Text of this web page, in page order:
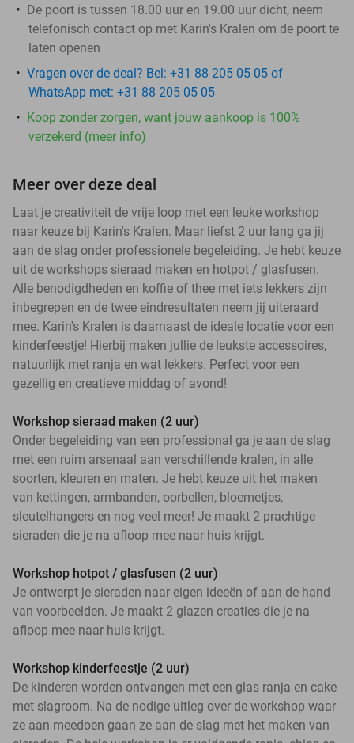
De poort is tussen 18.00 uur en 19.00 uur dicht, neem
telefonisch contact op met Karin's Kralen om de poort te
laten openen
Vragen over de deal? Bel: +31 88 205 05 05 of
WhatsApp met: +31 88 205 05 05
Koop zonder zorgen, want jouw aankoop is 100%
verzekerd (meer info)
Meer over deze deal
Laat je creativiteit de vrije loop met een leuke workshop
naar keuze bij Karin's Kralen. Maar liefst 2 uur lang ga jij
aan de slag onder professionele begeleiding. Je hebt keuze
uit de workshops sieraad maken en hotpot / glasfusen.
Alle benodigdheden en koffie of thee met iets lekkers zijn
inbegrepen en de twee eindresultaten neem jij uiteraard
mee. Karin's Kralen is daarnaast de ideale locatie voor een
kinderfeestje! Hierbij maken jullie de leukste accessoires,
natuurlijk met ranja en wat lekkers. Perfect voor een
gezellig en creatieve middag of avond!
Workshop sieraad maken (2 uur)
Onder begeleiding van een professional ga je aan de slag
met een ruim arsenaal aan verschillende kralen, in alle
soorten, kleuren en maten. Je hebt keuze uit het maken
van kettingen, armbanden, oorbellen, bloemetjes,
sleutelhangers en nog veel meer! Je maakt 2 prachtige
sieraden die je na afloop mee naar huis krijgt.
Workshop hotpot / glasfusen (2 uur)
Je ontwerpt je sieraden naar eigen ideeën of aan de hand
van voorbeelden. Je maakt 2 glazen creaties die je na
afloop mee naar huis krijgt.
Workshop kinderfeestje (2 uur)
De kinderen worden ontvangen met een glas ranja en cake
met slagroom. Na de nodige uitleg over de workshop waar
ze aan meedoen gaan ze aan de slag met het maken van